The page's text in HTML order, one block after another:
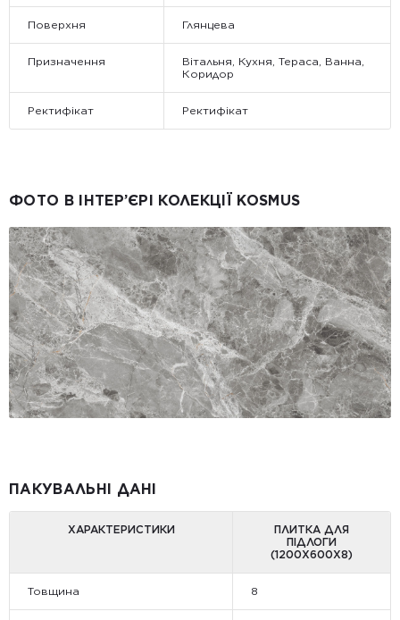
Поверхня Глянцева
Призначення
Вітальня, Кухня, Тераса, Ванна,
Коридор
Ректифікат Ректифікат
ФОТО В ІНТЕР’ЄРІ КОЛЕКЦІЇ KOSMUS
ПАКУВАЛЬНІ ДАНІ
ХАРАКТЕРИСТИКИ
ПЛИТКА ДЛЯ
ПІДЛОГИ
(1200Х600Х8)
Товщина 8